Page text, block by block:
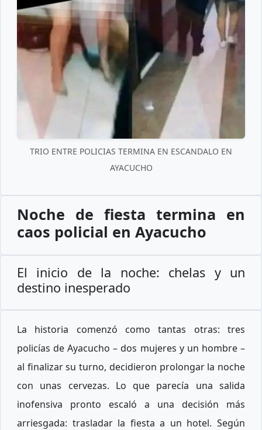
TRIO ENTRE POLICIAS TERMINA EN ESCANDALO EN
AYACUCHO
Noche de fiesta termina en
caos policial en Ayacucho
El inicio de la noche: chelas y un
destino inesperado
La historia comenzó como tantas otras: tres
policías de Ayacucho – dos mujeres y un hombre –
al finalizar su turno, decidieron prolongar la noche
con unas cervezas. Lo que parecía una salida
inofensiva pronto escaló a una decisión más
arriesgada: trasladar la fiesta a un hotel. Según